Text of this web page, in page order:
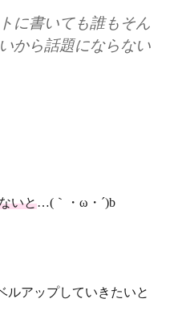
に書いても誰もそん
から話題にならない
いと…(｀・ω・´)b
ルアップしていきたいと